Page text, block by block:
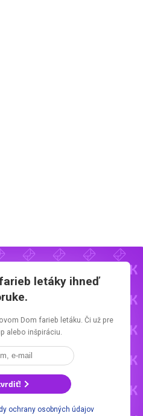
letáky ihneď
Dom farieb letáku. Či už pre
alebo inšpiráciu.
ochrany osobných údajov